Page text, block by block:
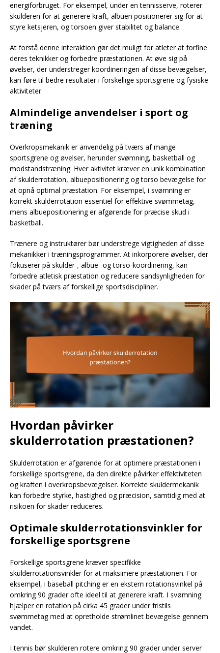
energiforbruget. For eksempel, under en tennisserve, roterer
skulderen for at generere kraft, albuen positionerer sig for at
styre ketsjeren, og torsoen giver stabilitet og balance.
At forstå denne interaktion gør det muligt for atleter at forfine
deres teknikker og forbedre præstationen. At øve sig på
øvelser, der understreger koordineringen af disse bevægelser,
kan føre til bedre resultater i forskellige sportsgrene og fysiske
aktiviteter.
Almindelige anvendelser i sport og
træning
Overkropsmekanik er anvendelig på tværs af mange
sportsgrene og øvelser, herunder svømning, basketball og
modstandstræning. Hver aktivitet kræver en unik kombination
af skulderrotation, albuepositionering og torso bevægelse for
at opnå optimal præstation. For eksempel, i svømning er
korrekt skulderrotation essentiel for effektive svømmetag,
mens albuepositionering er afgørende for præcise skud i
basketball.
Trænere og instruktører bør understrege vigtigheden af disse
mekanikker i træningsprogrammer. At inkorporere øvelser, der
fokuserer på skulder-, albue- og torso-koordinering, kan
forbedre atletisk præstation og reducere sandsynligheden for
skader på tværs af forskellige sportsdiscipliner.
Hvordan påvirker
skulderrotation præstationen?
Skulderrotation er afgørende for at optimere præstationen i
forskellige sportsgrene, da den direkte påvirker effektiviteten
og kraften i overkropsbevægelser. Korrekte skuldermekanik
kan forbedre styrke, hastighed og præcision, samtidig med at
risikoen for skader reduceres.
Optimale skulderrotationsvinkler for
forskellige sportsgrene
Forskellige sportsgrene kræver specifikke
skulderrotationsvinkler for at maksimere præstationen. For
eksempel, i baseball pitching er en ekstern rotationsvinkel på
omkring 90 grader ofte ideel til at generere kraft. I svømning
hjælper en rotation på cirka 45 grader under fristils
svømmetag med at opretholde strømlinet bevægelse gennem
vandet.
I tennis bør skulderen rotere omkring 90 grader under server